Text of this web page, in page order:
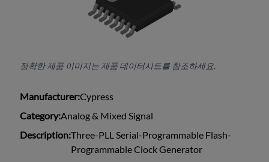
정확한 제품 이미지는 제품 데이터시트를 참조하세요.
Manufacturer:Cypress
Category:Analog & Mixed Signal
Description:Three-PLL Serial-Programmable Flash-
Programmable Clock Generator